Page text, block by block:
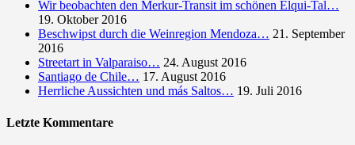
Wir beobachten den Merkur-Transit im schönen Elqui-Tal…
19. Oktober 2016
Beschwipst durch die Weinregion Mendoza… 21. September
2016
Streetart in Valparaiso… 24. August 2016
Santiago de Chile… 17. August 2016
Herrliche Aussichten und más Saltos… 19. Juli 2016
Letzte Kommentare